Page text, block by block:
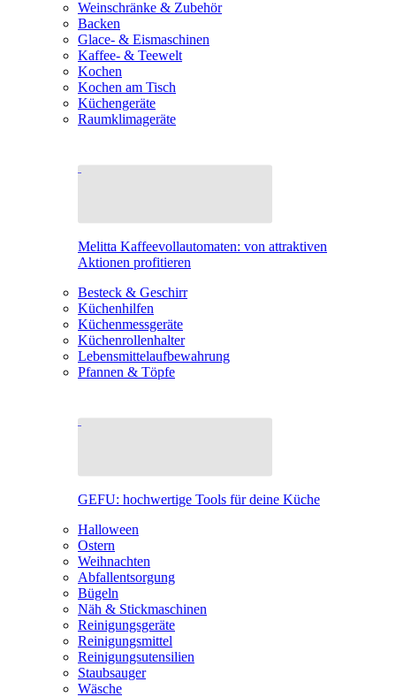
Weinschränke & Zubehör
Backen
Glace- & Eismaschinen
Kaffee- & Teewelt
Kochen
Kochen am Tisch
Küchengeräte
Raumklimageräte
Melitta Kaffeevollautomaten: von attraktiven
Aktionen profitieren
Besteck & Geschirr
Küchenhilfen
Küchenmessgeräte
Küchenrollenhalter
Lebensmittelaufbewahrung
Pfannen & Töpfe
GEFU: hochwertige Tools für deine Küche
Halloween
Ostern
Weihnachten
Abfallentsorgung
Bügeln
Näh & Stickmaschinen
Reinigungsgeräte
Reinigungsmittel
Reinigungsutensilien
Staubsauger
Wäsche